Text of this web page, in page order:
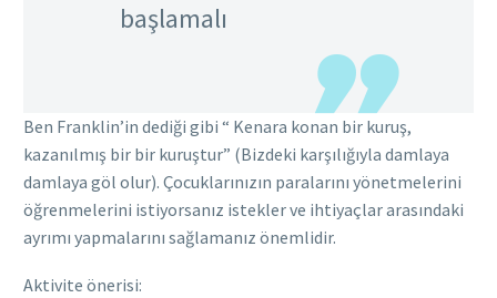
başlamalı
Ben Franklin’in dediği gibi “ Kenara konan bir kuruş,
kazanılmış bir bir kuruştur” (Bizdeki karşılığıyla damlaya
damlaya göl olur). Çocuklarınızın paralarını yönetmelerini
öğrenmelerini istiyorsanız istekler ve ihtiyaçlar arasındaki
ayrımı yapmalarını sağlamanız önemlidir.
Aktivite önerisi: